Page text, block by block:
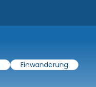
Einwanderung